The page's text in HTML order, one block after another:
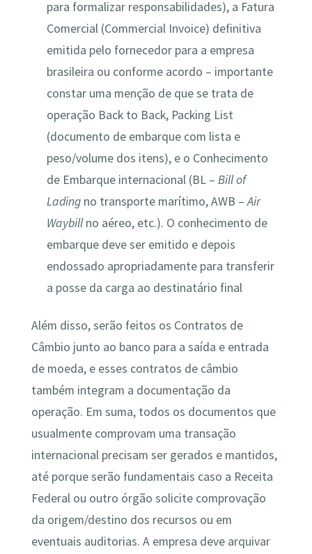
para formalizar responsabilidades), a Fatura
Comercial (Commercial Invoice) definitiva
emitida pelo fornecedor para a empresa
brasileira ou conforme acordo – importante
constar uma menção de que se trata de
operação Back to Back, Packing List
(documento de embarque com lista e
peso/volume dos itens), e o Conhecimento
de Embarque internacional (BL –Bill of
Lading no transporte marítimo, AWB –Air
Waybillno aéreo, etc.)​. O conhecimento de
embarque deve ser emitido e depois
endossado apropriadamente para transferir
a posse da carga ao destinatário final​
Além disso, serão feitos os Contratos de
Câmbio junto ao banco para a saída e entrada
de moeda, e esses contratos de câmbio
também integram a documentação da
operação. Em suma, todos os documentos que
usualmente comprovam uma transação
internacional precisam ser gerados e mantidos,
até porque serão fundamentais caso a Receita
Federal ou outro órgão solicite comprovação
da origem/destino dos recursos ou em
eventuais auditorias. A empresa deve arquivar